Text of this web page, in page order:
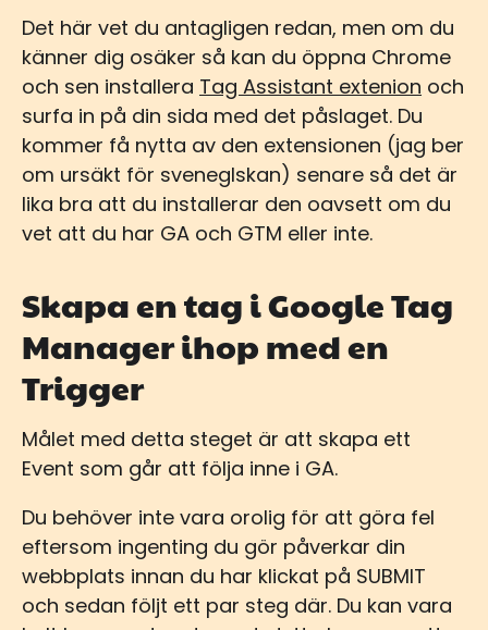
Det här vet du antagligen redan, men om du
känner dig osäker så kan du öppna Chrome
och sen installera Tag Assistant extenion och
surfa in på din sida med det påslaget. Du
kommer få nytta av den extensionen (jag ber
om ursäkt för sveneglskan) senare så det är
lika bra att du installerar den oavsett om du
vet att du har GA och GTM eller inte.
Skapa en tag i Google Tag
Manager ihop med en
Trigger
Målet med detta steget är att skapa ett
Event som går att följa inne i GA.
Du behöver inte vara orolig för att göra fel
eftersom ingenting du gör påverkar din
webbplats innan du har klickat på SUBMIT
och sedan följt ett par steg där. Du kan vara